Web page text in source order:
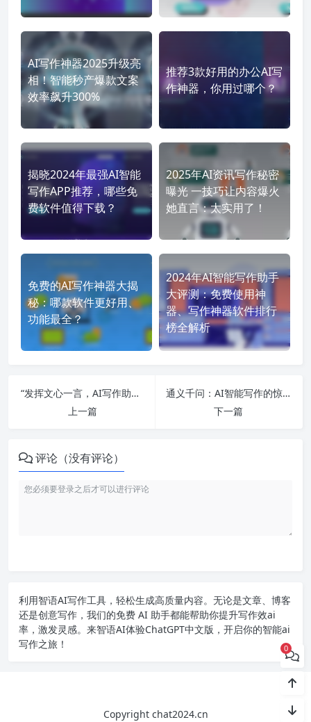
AI写作神器2025升级亮
相！智能秒产爆款文案
效率飙升300%
推荐3款好用的办公AI写
作神器，你用过哪个？
揭晓2024年最强AI智能
写作APP推荐，哪些免
费软件值得下载？
2025年AI资讯写作秘密
曝光 一技巧让内容爆火
她直言：太实用了！
免费的AI写作神器大揭
秘：哪款软件更好用、
功能最全？
2024年AI智能写作助手
大评测：免费使用神
器、写作神器软件排行
榜全解析
“发挥文心一言，AI写作助你提升效率？”
上一篇
通义千问：AI智能写作的惊人魅力
下一篇
评论（没有评论）
利用智语AI写作工具，轻松生成高质量内容。无论是文章、博客
还是创意写作，我们的免费 AI 助手都能帮助你提升写作效ai
率，激发灵感。来智语AI体验ChatGPT中文版 ，开启你的智能ai
写作之旅！
0
Copyright chat2024.cn